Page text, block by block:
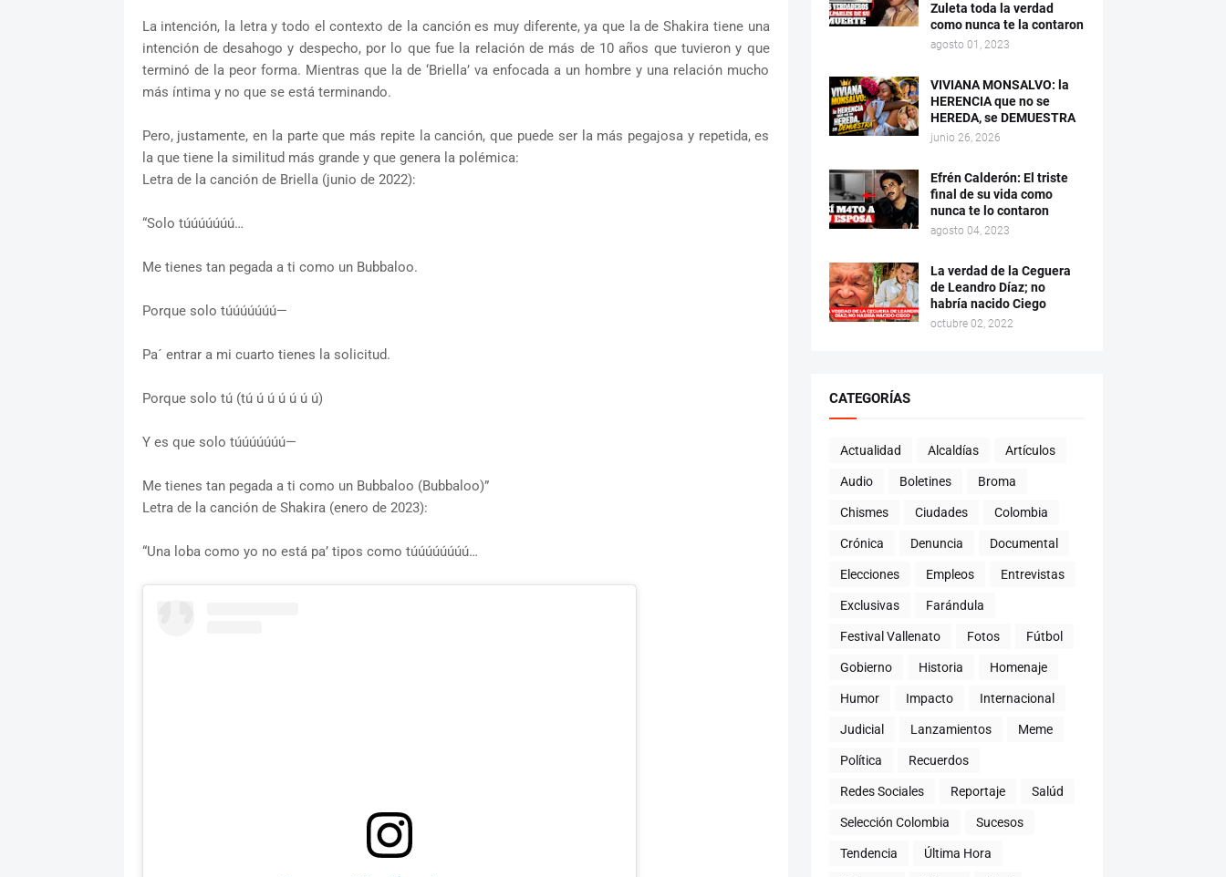
La intención, la letra y todo el contexto de la canción es muy diferente, ya que la de Shakira tiene una
intención de desahogo y despecho, por lo que fue la relación de más de 10 años que tuvieron y que
terminó de la peor forma. Mientras que la de ‘Briella’ va enfocada a un hombre y una relación mucho
más íntima y no que se está terminando.
Pero, justamente, en la parte que más repite la canción, que puede ser la más pegajosa y repetida, es
la que tiene la similitud más grande y que genera la polémica:
Letra de la canción de Briella (junio de 2022):
“Solo túúúúúúú…
Me tienes tan pegada a ti como un Bubbaloo.
Porque solo túúúúúúú—
Pa´ entrar a mi cuarto tienes la solicitud.
Porque solo tú (tú ú ú ú ú ú ú)
Y es que solo túúúúúúú—
Me tienes tan pegada a ti como un Bubbaloo (Bubbaloo)”
Letra de la canción de Shakira (enero de 2023):
“Una loba como yo no está pa’ tipos como túúúúúúúú…
Zuleta toda la verdad
como nunca te la contaron
agosto 01, 2023
VIVIANA MONSALVO: la
HERENCIA que no se
HEREDA, se DEMUESTRA
junio 26, 2026
Efrén Calderón: El triste
final de su vida como
nunca te lo contaron
agosto 04, 2023
La verdad de la Ceguera
de Leandro Díaz; no
habría nacido Ciego
octubre 02, 2022
CATEGORÍAS
Actualidad Alcaldías Artículos
Audio Boletines Broma
Chismes Ciudades Colombia
Crónica Denuncia Documental
Elecciones Empleos Entrevistas
Exclusivas Farándula
Festival Vallenato Fotos Fútbol
Gobierno Historia Homenaje
Humor Impacto Internacional
Judicial Lanzamientos Meme
Política Recuerdos
Redes Sociales Reportaje Salúd
Selección Colombia Sucesos
Tendencia Última Hora